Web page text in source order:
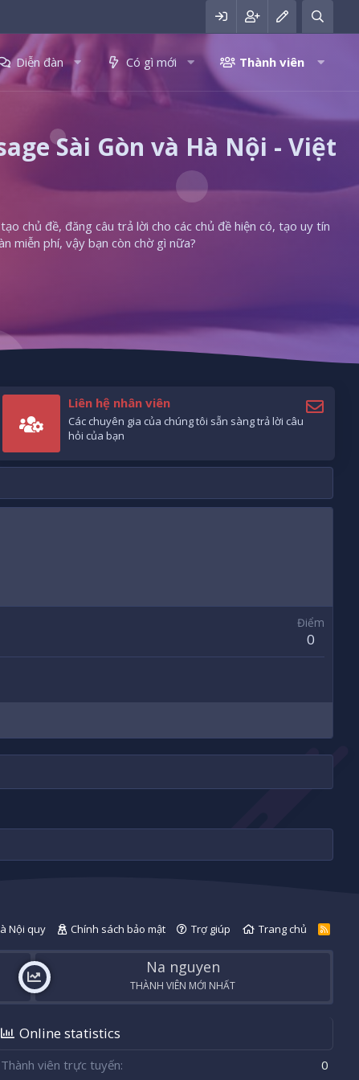
Diễn đàn Có gì mới Thành viên
Sài Gòn và Hà Nội - Việt
chủ đề, đăng câu trả lời cho các chủ đề hiện có, tạo uy tín
miễn phí, vậy bạn còn chờ gì nữa?
Liên hệ nhân viên
Các chuyên gia của chúng tôi sẵn sàng trả lời câu
hỏi của bạn
Điểm
0
Nội quy Chính sách bảo mật Trợ giúp Trang chủ
R
S
Na nguyen
THÀNH VIÊN MỚI NHẤT
Online statistics
Thành viên trực tuyến
0